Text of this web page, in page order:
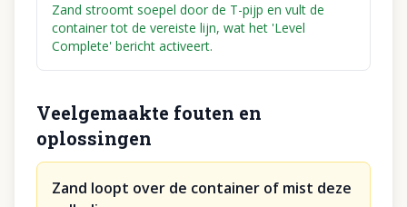
Zand stroomt soepel door de T-pijp en vult de
container tot de vereiste lijn, wat het 'Level
Complete' bericht activeert.
Veelgemaakte fouten en
oplossingen
Zand loopt over de container of mist deze